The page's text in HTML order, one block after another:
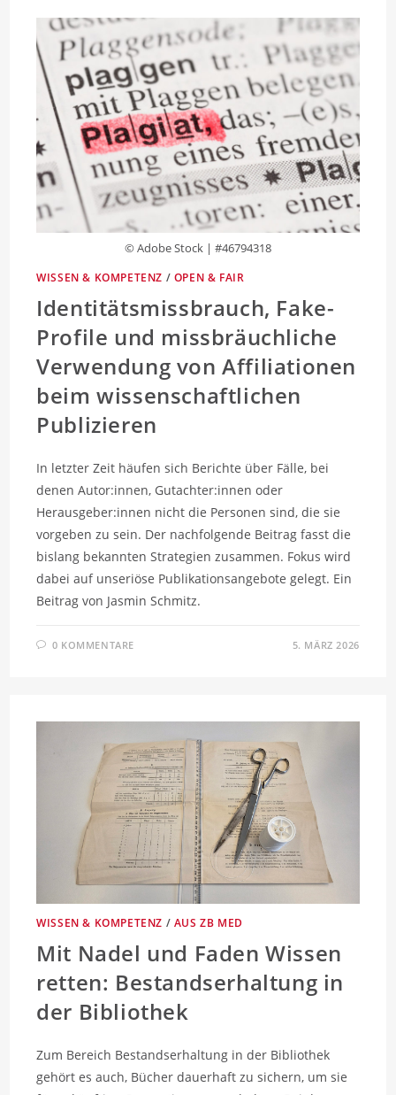
© Adobe Stock | #46794318
WISSEN & KOMPETENZ / OPEN & FAIR
Identitätsmissbrauch, Fake-
Profile und missbräuchliche
Verwendung von Affiliationen
beim wissenschaftlichen
Publizieren
In letzter Zeit häufen sich Berichte über Fälle, bei
denen Autor:innen, Gutachter:innen oder
Herausgeber:innen nicht die Personen sind, die sie
vorgeben zu sein. Der nachfolgende Beitrag fasst die
bislang bekannten Strategien zusammen. Fokus wird
dabei auf unseriöse Publikationsangebote gelegt. Ein
Beitrag von Jasmin Schmitz.
0 KOMMENTARE 5. MÄRZ 2026
WISSEN & KOMPETENZ / AUS ZB MED
Mit Nadel und Faden Wissen
retten: Bestandserhaltung in
der Bibliothek
Zum Bereich Bestandserhaltung in der Bibliothek
gehört es auch, Bücher dauerhaft zu sichern, um sie